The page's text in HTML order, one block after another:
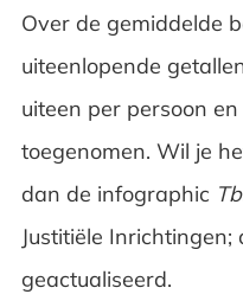
Over de gemiddelde
uiteenlopende
uiteen per persoon
toegenomen. Wil je
dan de infographic
Justitiële
geactualiseerd.